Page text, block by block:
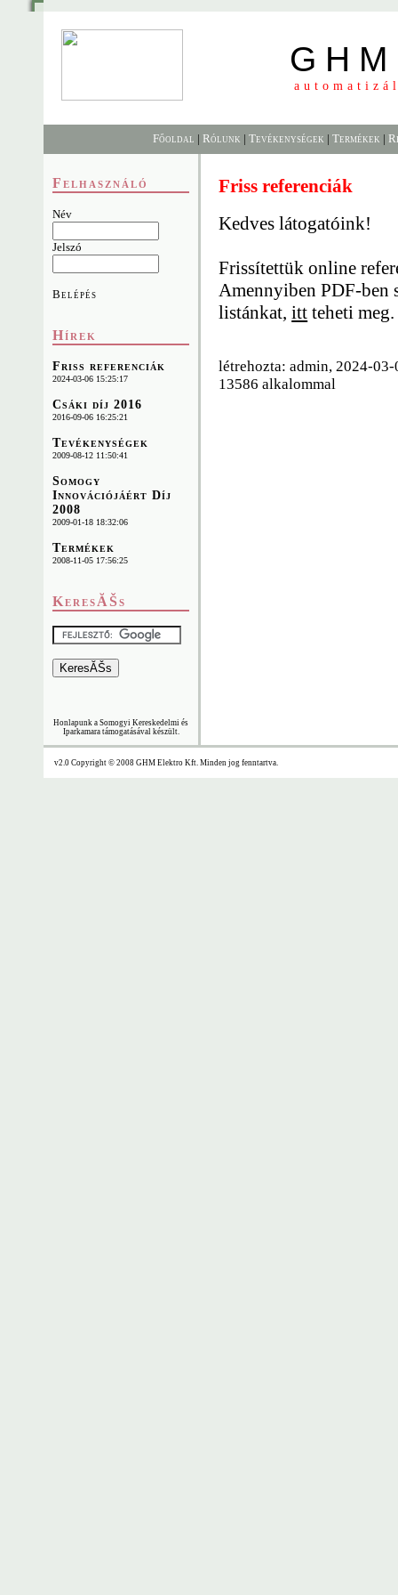
Főoldal |Rólunk |Tevékenységek |Termékek |
Felhasználó
Név
Jelszó
Belépés
Hírek
Friss referenciák
2024-03-06 15:25:17
Csáki díj 2016
2016-09-06 16:25:21
Tevékenységek
2009-08-12 11:50:41
Somogy
Innovációjáért Díj
2008
2009-01-18 18:32:06
Termékek
2008-11-05 17:56:25
KeresĂŠs
Honlapunk a Somogyi Kereskedelmi és
Iparkamara támogatásával készült.
Friss referenciák
Kedves látogatóink!
Frissítettük online
Amennyiben PDF-ben
listánkat,itt teheti meg.
létrehozta: admin, 2024-
13586 alkalommal
v2.0 Copyright © 2008 GHM Elektro Kft. Minden jog fenntartva.